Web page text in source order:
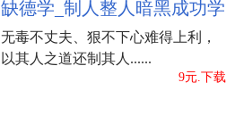
缺德学_制人整人暗黑成功学
无毒不丈夫、狠不下心难得上利，
以其人之道还制其人......
9元.下载